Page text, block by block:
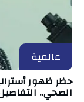
عالمية
حظر ظهور
الصحي..